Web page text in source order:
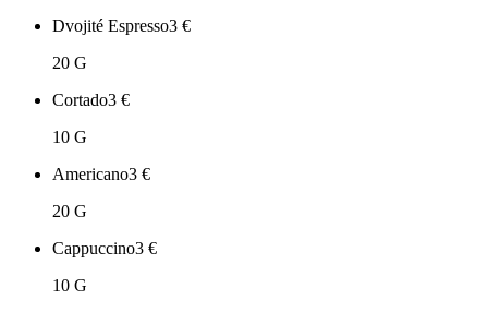
Dvojité Espresso3 €
20 G
Cortado3 €
10 G
Americano3 €
20 G
Cappuccino3 €
10 G